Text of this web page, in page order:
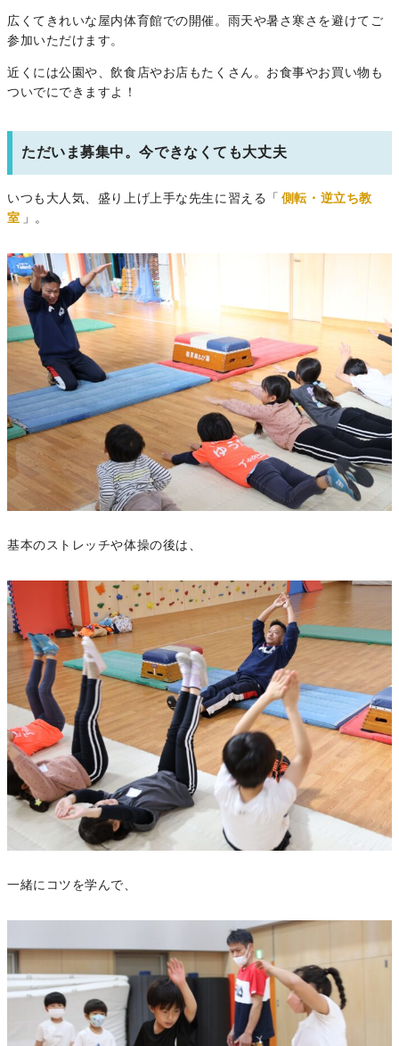
広くてきれいな屋内体育館での開催。雨天や暑さ寒さを避けてご
参加いただけます。
近くには公園や、飲食店やお店もたくさん。お食事やお買い物も
ついでにできますよ！
ただいま募集中。今できなくても大丈夫
いつも大人気、盛り上げ上手な先生に習える「 側転・逆立ち教
室 」。
基本のストレッチや体操の後は、
一緒にコツを学んで、